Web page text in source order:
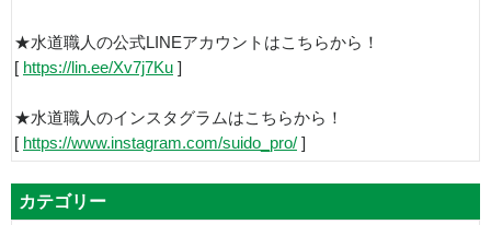
★水道職人の公式LINEアカウントはこちらから！
[ https://lin.ee/Xv7j7Ku ]
★水道職人のインスタグラムはこちらから！
[ https://www.instagram.com/suido_pro/ ]
カテゴリー